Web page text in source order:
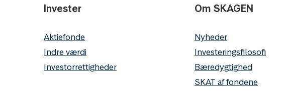
Invester
Aktiefonde
Indre værdi
Investorrettigheder
Om SKAGEN
Nyheder
Investeringsfilosofi
Bæredygtighed
SKAT af fondene